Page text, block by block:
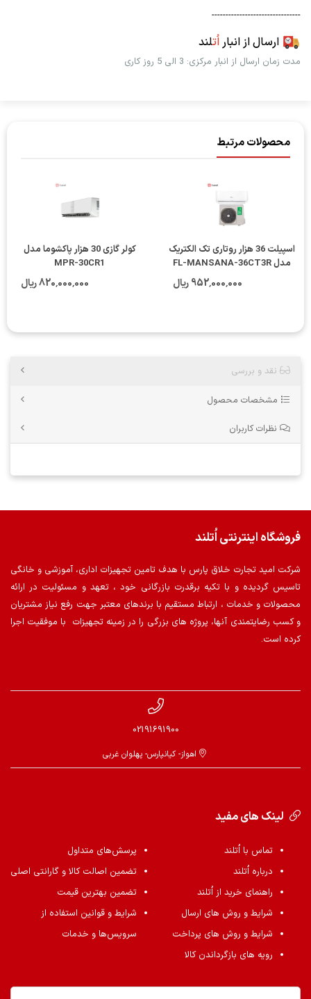
--------------------------------
ارسال از انباراُتلند
مدت زمان ارسال از انبار مرکزی: 3 الی 5 روز کاری
محصولات مرتبط
اسپیلت 36 هزار روتاری تک الکتریک
مدل FL-MANSANA-36CT3R
952٬000٬000 ریال
کولر گازی 30 هزار پاکشوما مدل
MPR-30CR1
820٬000٬000 ریال
نقد و بررسی
مشخصات محصول
نظرات کاربران
فروشگاه اینترنتی اُتلند
شرکت امید تجارت خلاق پارس با هدف تامین تجهیزات اداری، آموزشی و خانگی
تاسیس گردیده و با تکیه برقدرت بازرگانی خود ، تعهد و مسئولیت در ارائه
محصولات و خدمات ، ارتباط مستقیم با برندهای معتبر جهت رفع نیاز مشتریان
و کسب رضایتمندی آنها، پروژه های بزرگی را در زمینه تجهیزات با موفقیت اجرا
کرده است.
02191691900
اهواز- کیانپارس- پهلوان غربی
لینک های مفید
تماس با اُتلند
درباره اُتلند
راهنمای خرید از اُتلند
شرایط و روش های ارسال
شرایط و روش های پرداخت
رویه های بازگرداندن کالا
پرسش‌های متداول
تضمین اصالت کالا و گارانتی اصلی
تضمین بهترین قیمت
شرایط و قوانین استفاده از
سرویس‌ها و خدمات